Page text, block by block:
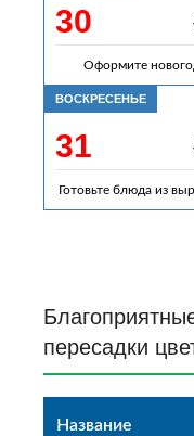
30
Оформите
ВОСКРЕСЕНЬЕ
31
Готовьте блюда из
пересадки
Название